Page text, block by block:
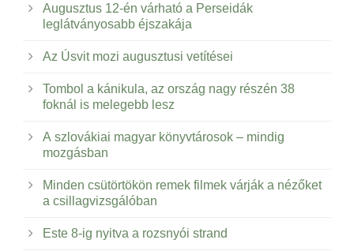
Augusztus 12-én várható a Perseidák
leglátványosabb éjszakája
Az Úsvit mozi augusztusi vetítései
Tombol a kánikula, az ország nagy részén 38
foknál is melegebb lesz
A szlovákiai magyar könyvtárosok – mindig
mozgásban
Minden csütörtökön remek filmek várják a nézőket
a csillagvizsgálóban
Este 8-ig nyitva a rozsnyói strand